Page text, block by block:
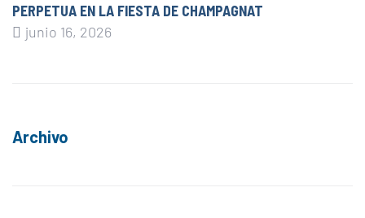
PERPETUA EN LA FIESTA DE CHAMPAGNAT
junio 16, 2026
Archivo